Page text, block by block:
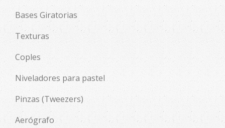
Bases Giratorias
Texturas
Coples
Niveladores para pastel
Pinzas (Tweezers)
Aerógrafo